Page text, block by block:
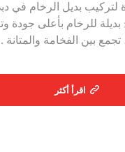
لتركيب بديل الرخام في
للرخام بأعلى جودة
تجمع بين الفخامة والمتانة
اقرأ أكثر